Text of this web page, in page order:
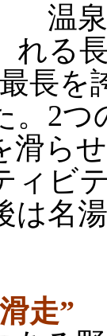
温泉
れる
長を
。2
滑ら
ィビ
は名
走”